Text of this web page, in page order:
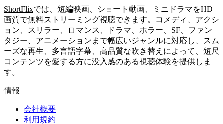
ShortFlixでは、短編映画、ショート動画、ミニドラマをHD
画質で無料ストリーミング視聴できます。コメディ、アクシ
ョン、スリラー、ロマンス、ドラマ、ホラー、SF、ファン
タジー、アニメーションまで幅広いジャンルに対応し、スム
ーズな再生、多言語字幕、高品質な吹き替えによって、短尺
コンテンツを愛する方に没入感のある視聴体験を提供しま
す。
情報
会社概要
利用規約